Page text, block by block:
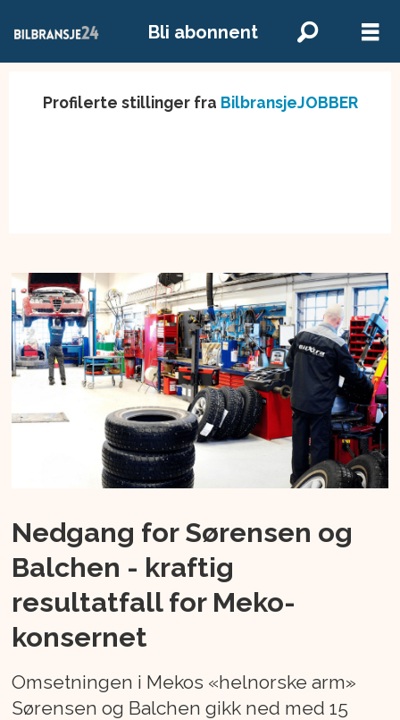
Bli abonnent
Profilerte stillinger fra BilbransjeJOBBER
Nedgang for Sørensen og
Balchen - kraftig
resultatfall for Meko-
konsernet
Omsetningen i Mekos «helnorske arm»
Sørensen og Balchen gikk ned med 15